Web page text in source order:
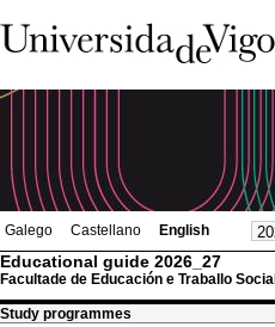
Galego Castellano English
Educational guide 2026_27
Facultade de Educación e Traballo Social
Study programmes